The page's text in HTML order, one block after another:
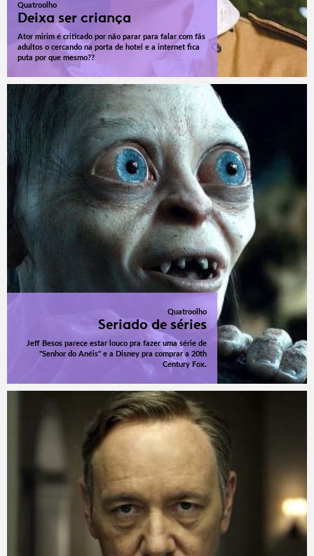
Quatroolho
Deixa ser criança
Ator mirim é criticado por não parar para falar com fãs
adultos o cercando na porta de hotel e a internet fica
puta por que mesmo??
Quatroolho
Seriado de séries
Jeff Besos parece estar louco pra fazer uma série de
"Senhor do Anéis" e a Disney pra comprar a 20th
Century Fox.